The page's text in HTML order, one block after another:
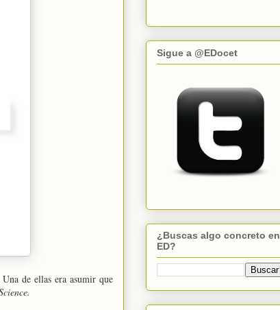
Una de ellas era asumir que
Sigue a @EDocet
¿Buscas algo concreto en
ED?